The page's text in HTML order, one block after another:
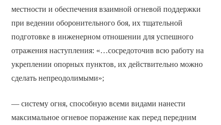
местности и обеспечения взаимной огневой поддержки
при ведении оборонительного боя, их тщательной
подготовке в инженерном отношении для успешного
отражения наступления: «…сосредоточив всю работу на
укреплении опорных пунктов, их действительно можно
сделать непреодолимыми»;
— систему огня, способную всеми видами нанести
максимальное огневое поражение как перед передним